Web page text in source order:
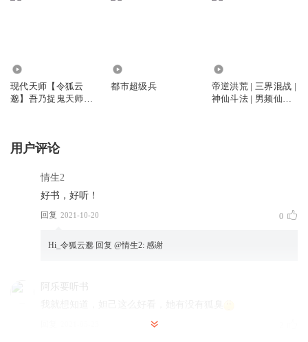
现代天师【令狐云
邈】吾乃捉鬼天师｜
都市超级兵
帝逆洪荒 | 三界混战 |
神仙斗法 | 男频仙侠
用户评论
情生2
好书，好听！
回复 2021-10-20 0
Hi_令狐云邈 回复 @情生2: 感谢
阿乐要听书